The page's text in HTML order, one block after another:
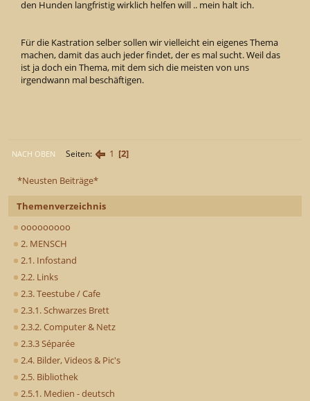
*Neusten Beiträge*
Themenverzeichnis
ooooooooo
2. MENSCH
2.1. Infostand
2.2. Links
2.3. Teestube / Cafe
2.3.1. Schwarzes Brett
2.3.2. Computer & Netz
2.3.3 Séparée
2.4. Bilder, Videos & Pic's
2.5. Bibliothek
2.5.1. Medien - deutsch
den Hunden langfristig wirklich helfen will .. mein halt ich.
Für die Kastration selber sollen wir vielleicht ein eigenes Thema
machen, damit das auch jeder findet, der es mal sucht. Weil das
ist ja doch ein Thema, mit dem sich die meisten von uns
irgendwann mal beschäftigen.
NACH OBEN Seiten 1 2